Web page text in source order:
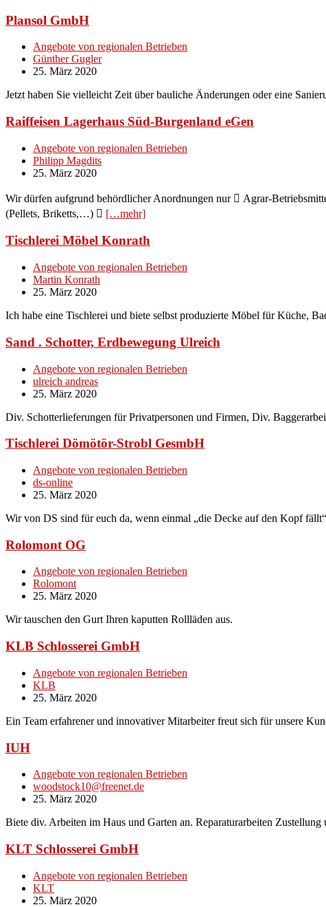
Plansol GmbH
Angebote von regionalen Betrieben
Günther Gugler
25. März 2020
Jetzt haben Sie vielleicht Zeit über bauliche Änderungen oder eine
Raiffeisen Lagerhaus Süd-Burgenland eGen
Angebote von regionalen Betrieben
Philipp Magdits
25. März 2020
Wir dürfen aufgrund behördlicher Anordnungen nur  Agrar-
(Pellets, Briketts,…)  […mehr]
Tischlerei Möbel Konrath
Angebote von regionalen Betrieben
Martin Konrath
25. März 2020
Ich habe eine Tischlerei und biete selbst produzierte Möbel für Küche,
Sand . Schotter, Erdbewegung Ulreich
Angebote von regionalen Betrieben
ulreich andreas
25. März 2020
Div. Schotterlieferungen für Privatpersonen und Firmen, Div.
Tischlerei Dömötör-Strobl GesmbH
Angebote von regionalen Betrieben
ds-online
25. März 2020
Wir von DS sind für euch da, wenn einmal „die Decke auf den Kopf
Rolomont OG
Angebote von regionalen Betrieben
Rolomont
25. März 2020
Wir tauschen den Gurt Ihren kaputten Rollläden aus.
KLB Schlosserei GmbH
Angebote von regionalen Betrieben
KLB
25. März 2020
Ein Team erfahrener und innovativer Mitarbeiter freut sich für unsere
IUH
Angebote von regionalen Betrieben
woodstock10@freenet.de
25. März 2020
Biete div. Arbeiten im Haus und Garten an. Reparaturarbeiten
KLT Schlosserei GmbH
Angebote von regionalen Betrieben
KLT
25. März 2020